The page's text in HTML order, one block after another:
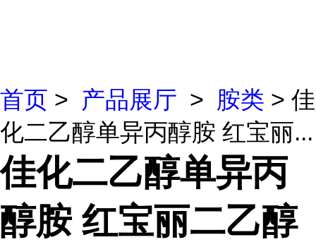
首页 > 产品展厅 > 胺类 > 佳
化二乙醇单异丙醇胺 红宝丽...
佳化二乙醇单异丙
醇胺 红宝丽二乙醇